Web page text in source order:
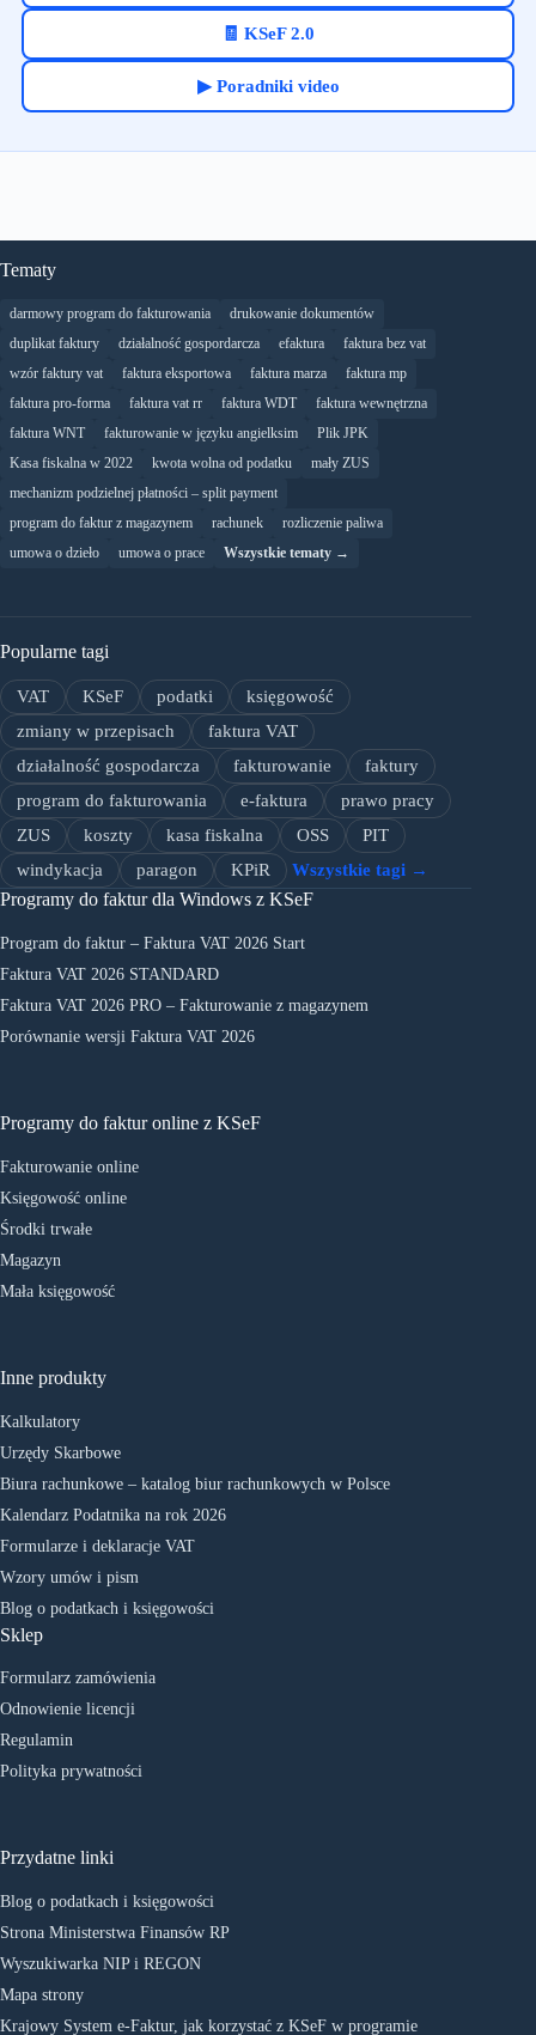
🧾 KSeF 2.0
▶ Poradniki video
Tematy
darmowy program do fakturowania
drukowanie dokumentów
duplikat faktury
działalność gospordarcza efaktura
faktura bez vat
wzór faktury vat
faktura eksportowa faktura marza
faktura mp
faktura pro-forma
faktura vat rr faktura WDT
faktura wewnętrzna
faktura WNT
fakturowanie w języku angielksim
Plik JPK
Kasa fiskalna w 2022
kwota wolna od podatku
mały ZUS
mechanizm podzielnej płatności – split payment
program do faktur z magazynem
rachunek
rozliczenie paliwa
umowa o dzieło
umowa o prace Wszystkie tematy →
Popularne tagi
VAT KSeF podatki
księgowość
zmiany w przepisach
faktura VAT
działalność gospodarcza
fakturowanie
faktury
program do fakturowania
e-faktura
prawo pracy
ZUS
koszty kasa fiskalna OSS
PIT
windykacja
paragon KPiR Wszystkie tagi →
Programy do faktur dla Windows z KSeF
Program do faktur – Faktura VAT 2026 Start
Faktura VAT 2026 STANDARD
Faktura VAT 2026 PRO – Fakturowanie z magazynem
Porównanie wersji Faktura VAT 2026
Programy do faktur online z KSeF
Fakturowanie online
Księgowość online
Środki trwałe
Magazyn
Mała księgowość
Inne produkty
Kalkulatory
Urzędy Skarbowe
Biura rachunkowe – katalog biur rachunkowych w Polsce
Kalendarz Podatnika na rok 2026
Formularze i deklaracje VAT
Wzory umów i pism
Blog o podatkach i księgowości
Sklep
Formularz zamówienia
Odnowienie licencji
Regulamin
Polityka prywatności
Przydatne linki
Blog o podatkach i księgowości
Strona Ministerstwa Finansów RP
Wyszukiwarka NIP i REGON
Mapa strony
Krajowy System e-Faktur, jak korzystać z KSeF w programie